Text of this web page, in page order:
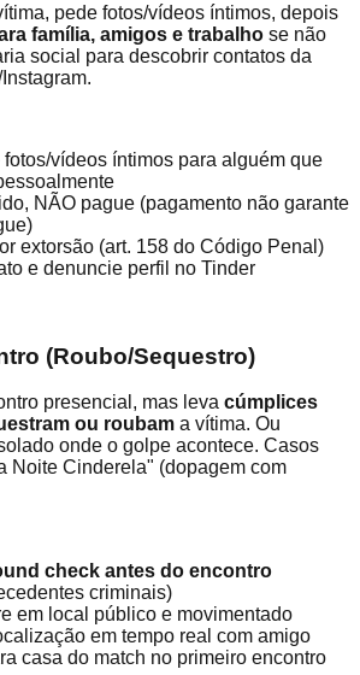
pede fotos/vídeos íntimos, depois
família, amigos e trabalho se não
social para descobrir contatos da
vídeos íntimos para alguém que
NÃO pague (pagamento não garante
extorsão (art. 158 do Código Penal)
e denuncie perfil no Tinder
(Roubo/Sequestro)
presencial, mas leva cúmplices
ou roubam a vítima. Ou
onde o golpe acontece. Casos
Noite Cinderela" (dopagem com
check antes do encontro
criminais)
em local público e movimentado
em tempo real com amigo
casa do match no primeiro encontro